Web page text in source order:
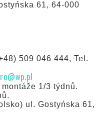
61, 64-000
509 046 444, Tel.
1/3 týdnů.
ul. Gostyńska 61,